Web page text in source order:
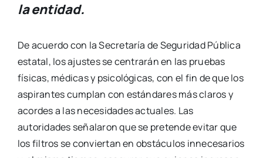
la entidad.
De acuerdo con la Secretaría de Seguridad Pública
estatal, los ajustes se centrarán en las pruebas
físicas, médicas y psicológicas, con el fin de que los
aspirantes cumplan con estándares más claros y
acordes a las necesidades actuales. Las
autoridades señalaron que se pretende evitar que
los filtros se conviertan en obstáculos innecesarios